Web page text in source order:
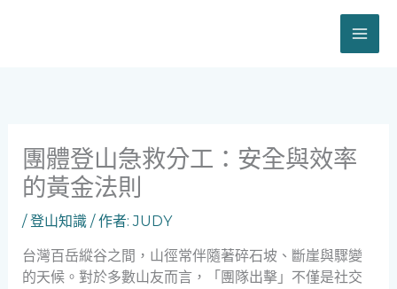
團體登山急救分工：安全與效率
的黃金法則
/登山知識/ 作者:JUDY
台灣百岳縱谷之間，山徑常伴隨著碎石坡、斷崖與驟變
的天候。對於多數山友而言，「團隊出擊」不僅是社交